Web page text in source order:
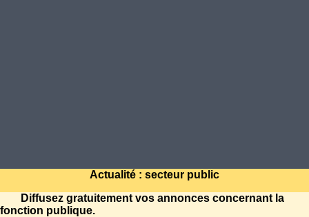
Actualité : secteur public
Diffusez gratuitement vos annonces concernant la
fonction publique.